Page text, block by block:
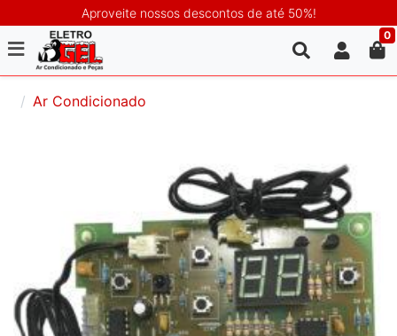
Aproveite nossos descontos de até 50%!
0
Ar Condicionado